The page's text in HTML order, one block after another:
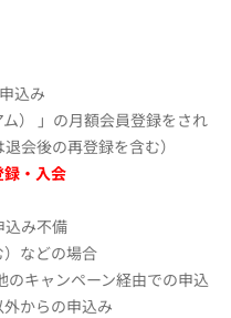
込み
ム） 」の月額会員登録をされ
会後の再登録を含む）
録・入会
込み不備
）などの場合
のキャンペーン経由での申込
からの申込み